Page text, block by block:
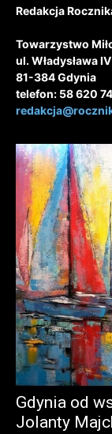
Redakcja
Towarzystwo
ul. Władysława
81-384 Gdynia
telefon: 58 620
Gdynia od
Jolanty